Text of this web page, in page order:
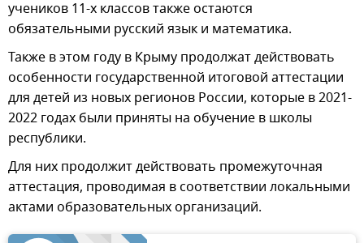
учеников 11-х классов также остаются
обязательными русский язык и математика.
Также в этом году в Крыму продолжат действовать
особенности государственной итоговой аттестации
для детей из новых регионов России, которые в 2021-
2022 годах были приняты на обучение в школы
республики.
Для них продолжит действовать промежуточная
аттестация, проводимая в соответствии локальными
актами образовательных организаций.